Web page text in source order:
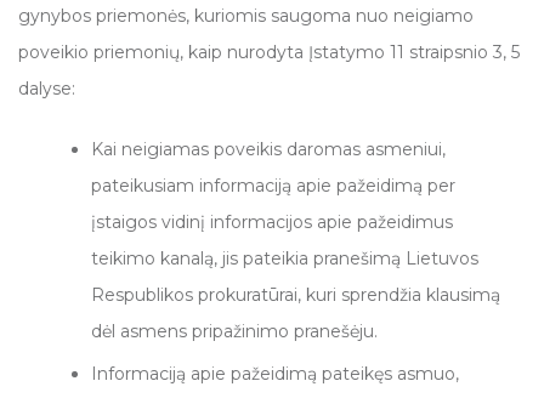
gynybos priemonės, kuriomis saugoma nuo neigiamo
poveikio priemonių, kaip nurodyta Įstatymo 11 straipsnio 3, 5
dalyse:
Kai neigiamas poveikis daromas asmeniui,
pateikusiam informaciją apie pažeidimą per
įstaigos vidinį informacijos apie pažeidimus
teikimo kanalą, jis pateikia pranešimą Lietuvos
Respublikos prokuratūrai, kuri sprendžia klausimą
dėl asmens pripažinimo pranešėju.
Informaciją apie pažeidimą pateikęs asmuo,